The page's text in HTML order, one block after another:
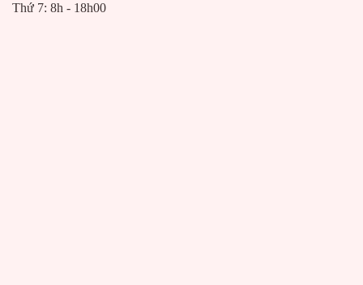
Thứ 7: 8h - 18h00